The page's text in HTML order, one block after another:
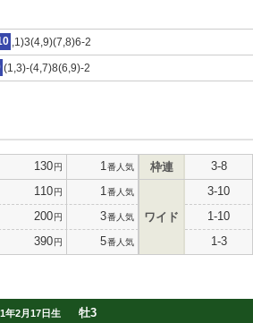
,1)3(4,9)(7,8)6-2
(1,3)-(4,7)8(6,9)-2
130円 1 番人気
110円 1 番人気
200円 3番人気
390円 5番人気
枠連 3-8
ワイド
3-10
1-10
1-3
年2月17日生 牡3